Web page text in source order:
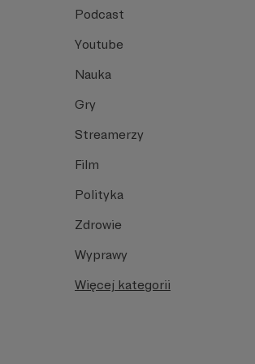
Podcast
Youtube
Nauka
Gry
Streamerzy
Film
Polityka
Zdrowie
Wyprawy
Więcej kategorii